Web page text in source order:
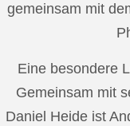
gemeinsam mit
Eine besondere
Gemeinsam mit
Daniel Heide ist